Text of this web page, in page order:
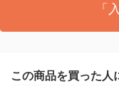
「
この商品を買った人